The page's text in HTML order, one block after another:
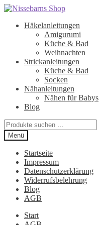
Zur
springen
Zum
springenHäkelanleitungen
Amigurumi
Küche & Bad
Weihnachten
Strickanleitungen
Küche & Bad
Socken
Nähanleitungen
Nähen für Babys
Blog
Suchen
nach:
Menü
Startseite
Impressum
Datenschutzerklärung
Widerrufsbelehrung
Blog
AGB
Start